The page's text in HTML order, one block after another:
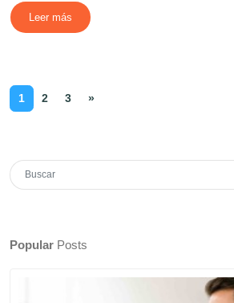
Leer más
1 2 3 »
Popular Posts